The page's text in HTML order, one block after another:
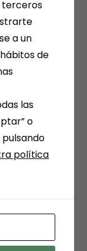
DÍAS
terceros
a un
de
las
o
política